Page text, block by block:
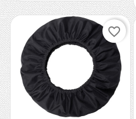
favorite_border